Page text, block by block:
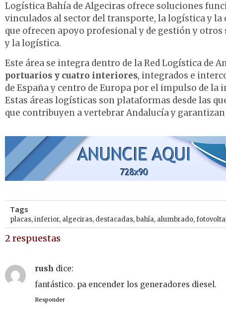
Logística Bahía de Algeciras ofrece soluciones
vinculados al sector del transporte, la logística y
que ofrecen apoyo profesional y de gestión y
y la logística.
Este área se integra dentro de la Red Logística de
portuarios y cuatro interiores, integrados e
de España y centro de Europa por el impulso de
Estas áreas logísticas son plataformas desde las
que contribuyen a vertebrar Andalucía y
Tags
placas,inferior, algeciras, destacadas,bahía, alumbrado,
2 respuestas
rush dice:
fantástico. pa encender los generadores diesel.
Responder